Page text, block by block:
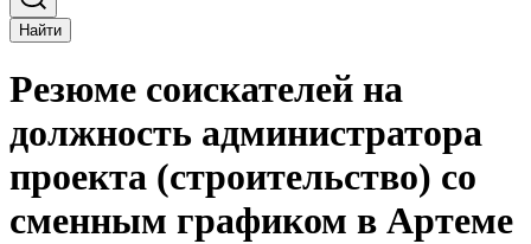
Найти
Резюме соискателей на
должность администратора
проекта (строительство) со
сменным графиком в Артеме